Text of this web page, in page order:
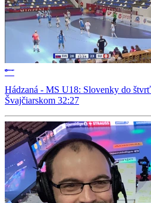
Hádzaná - MS U18: Slovenky do
Švajčiarskom 32:27